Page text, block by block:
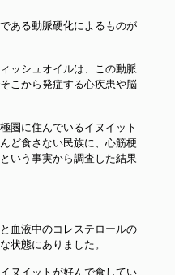
ある動脈硬化によるものが
ッシュオイルは、この動脈
こから発症する心疾患や脳
圏に住んでいるイヌイット
ど食さない民族に、心筋梗
いう事実から調査した結果
血液中のコレステロールの
状態にありました。
ヌイットが好んで食してい